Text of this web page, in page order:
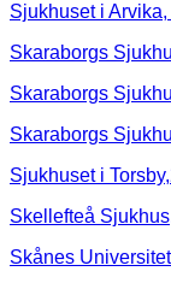
Sjukhuset i Arvika,
Skaraborgs
Skaraborgs
Skaraborgs
Sjukhuset i
Skellefteå
Skånes